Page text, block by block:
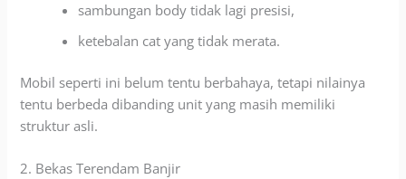
sambungan body tidak lagi presisi,
ketebalan cat yang tidak merata.
Mobil seperti ini belum tentu berbahaya, tetapi nilainya
tentu berbeda dibanding unit yang masih memiliki
struktur asli.
2. Bekas Terendam Banjir